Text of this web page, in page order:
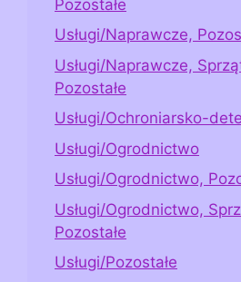
Pozostałe
Usługi/Naprawcze,
Usługi/Naprawcze,
Pozostałe
Usługi/Ochroniarsko-
Usługi/Ogrodnictwo
Usługi/Ogrodnictwo,
Usługi/Ogrodnictwo,
Pozostałe
Usługi/Pozostałe